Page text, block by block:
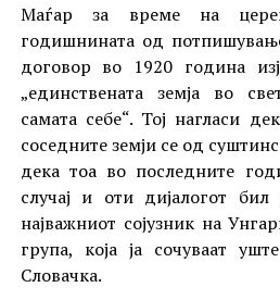
Маѓар за време на
годишнината од
договор во 1920 година
„единствената земја во
самата себе“. Тој нагласи
соседните земји се од
дека тоа во последните
случај и оти дијалогот
најважниот сојузник на
група, која ја сочуваат
Словачка.